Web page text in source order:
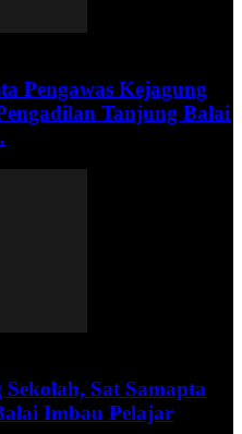
Pengawas Kejagung
Tanjung Balai
Sat Samapta
Imbau Pelajar